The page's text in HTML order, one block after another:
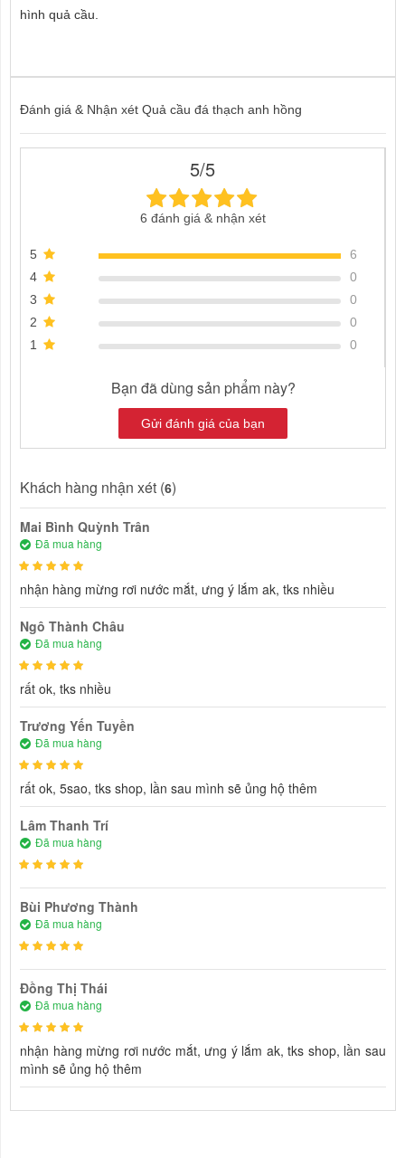
hình quả cầu.
Đánh giá & Nhận xét Quả cầu đá thạch anh hồng
5/5
6 đánh giá & nhận xét
5
6
4
0
3
0
2
0
1
0
Bạn đã dùng sản phẩm này?
Gửi đánh giá của bạn
Khách hàng nhận xét (6)
Mai Bình Quỳnh Trân
Đã mua hàng
nhận hàng mừng rơi nước mắt, ưng ý lắm ak, tks nhiều
Ngô Thành Châu
Đã mua hàng
rất ok, tks nhiều
Trương Yến Tuyền
Đã mua hàng
rất ok, 5sao, tks shop, lần sau mình sẽ ủng hộ thêm
Lâm Thanh Trí
Đã mua hàng
Bùi Phương Thành
Đã mua hàng
Đồng Thị Thái
Đã mua hàng
nhận hàng mừng rơi nước mắt, ưng ý lắm ak, tks shop, lần sau
mình sẽ ủng hộ thêm